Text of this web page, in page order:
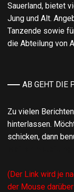
Sauerland, bietet
Jung und Alt.
Tanzende sowie
die Abteilung von
AB GEHT DIE
Zu vielen
hinterlassen.
schicken, dann
(Der Link wird je
der Mouse